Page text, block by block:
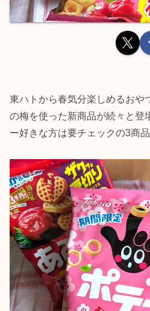
東ハトから春気分楽しめるおや
の梅を使った新商品が続々と登
ー好きな方は要チェックの3商